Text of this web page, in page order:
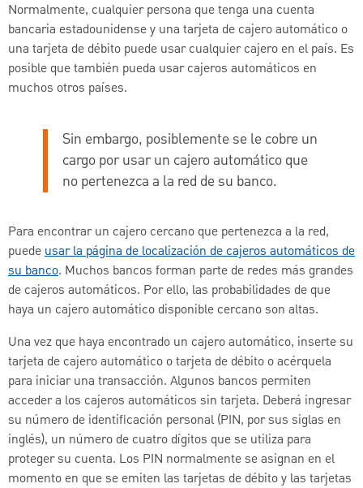
Normalmente, cualquier persona que tenga una cuenta
bancaria estadounidense y una tarjeta de cajero automático o
una tarjeta de débito puede usar cualquier cajero en el país. Es
posible que también pueda usar cajeros automáticos en
muchos otros países.
Sin embargo, posiblemente se le cobre un
cargo por usar un cajero automático que
no pertenezca a la red de su banco.
Para encontrar un cajero cercano que pertenezca a la red,
puedeusar la página de localización de cajeros automáticos de
su banco. Muchos bancos forman parte de redes más grandes
de cajeros automáticos. Por ello, las probabilidades de que
haya un cajero automático disponible cercano son altas.
Una vez que haya encontrado un cajero automático, inserte su
tarjeta de cajero automático o tarjeta de débito o acérquela
para iniciar una transacción. Algunos bancos permiten
acceder a los cajeros automáticos sin tarjeta. Deberá ingresar
su número de identificación personal (PIN, por sus siglas en
inglés), un número de cuatro dígitos que se utiliza para
proteger su cuenta. Los PIN normalmente se asignan en el
momento en que se emiten las tarjetas de débito y las tarjetas